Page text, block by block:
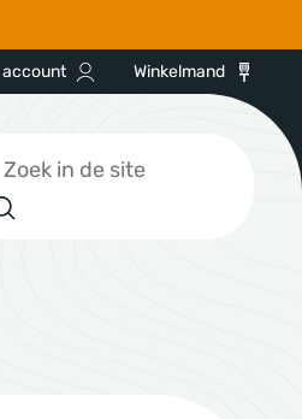
account Winkelmand